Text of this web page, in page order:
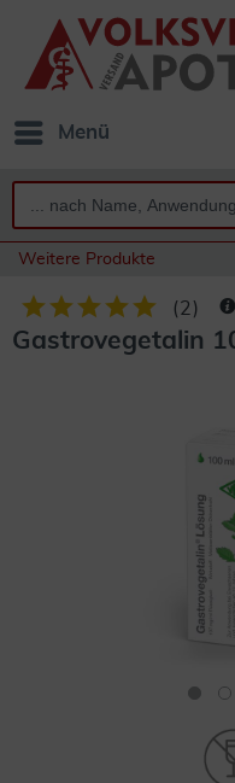
Menü
Weitere Produkte
(2 )
Gastrovegetalin